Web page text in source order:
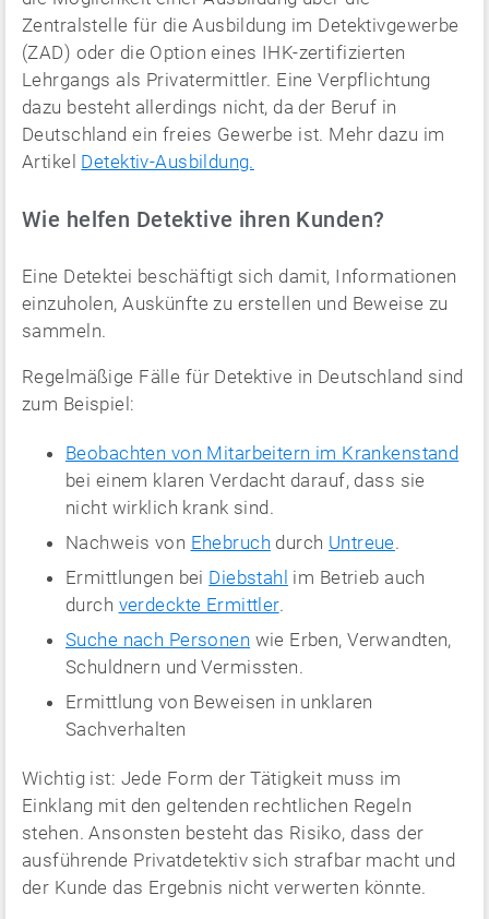
Zentralstelle für die Ausbildung im Detektivgewerbe
(ZAD) oder die Option eines IHK-zertifizierten
Lehrgangs als Privatermittler. Eine Verpflichtung
dazu besteht allerdings nicht, da der Beruf in
Deutschland ein freies Gewerbe ist. Mehr dazu im
Artikel Detektiv-Ausbildung.
Wie helfen Detektive ihren Kunden?
Eine Detektei beschäftigt sich damit, Informationen
einzuholen, Auskünfte zu erstellen und Beweise zu
sammeln.
Regelmäßige Fälle für Detektive in Deutschland sind
zum Beispiel:
Beobachten von Mitarbeitern im Krankenstand
bei einem klaren Verdacht darauf, dass sie
nicht wirklich krank sind.
Nachweis von Ehebruch durch Untreue.
Ermittlungen bei Diebstahl im Betrieb auch
durch verdeckte Ermittler.
Suche nach Personen wie Erben, Verwandten,
Schuldnern und Vermissten.
Ermittlung von Beweisen in unklaren
Sachverhalten
Wichtig ist: Jede Form der Tätigkeit muss im
Einklang mit den geltenden rechtlichen Regeln
stehen. Ansonsten besteht das Risiko, dass der
ausführende Privatdetektiv sich strafbar macht und
der Kunde das Ergebnis nicht verwerten könnte.